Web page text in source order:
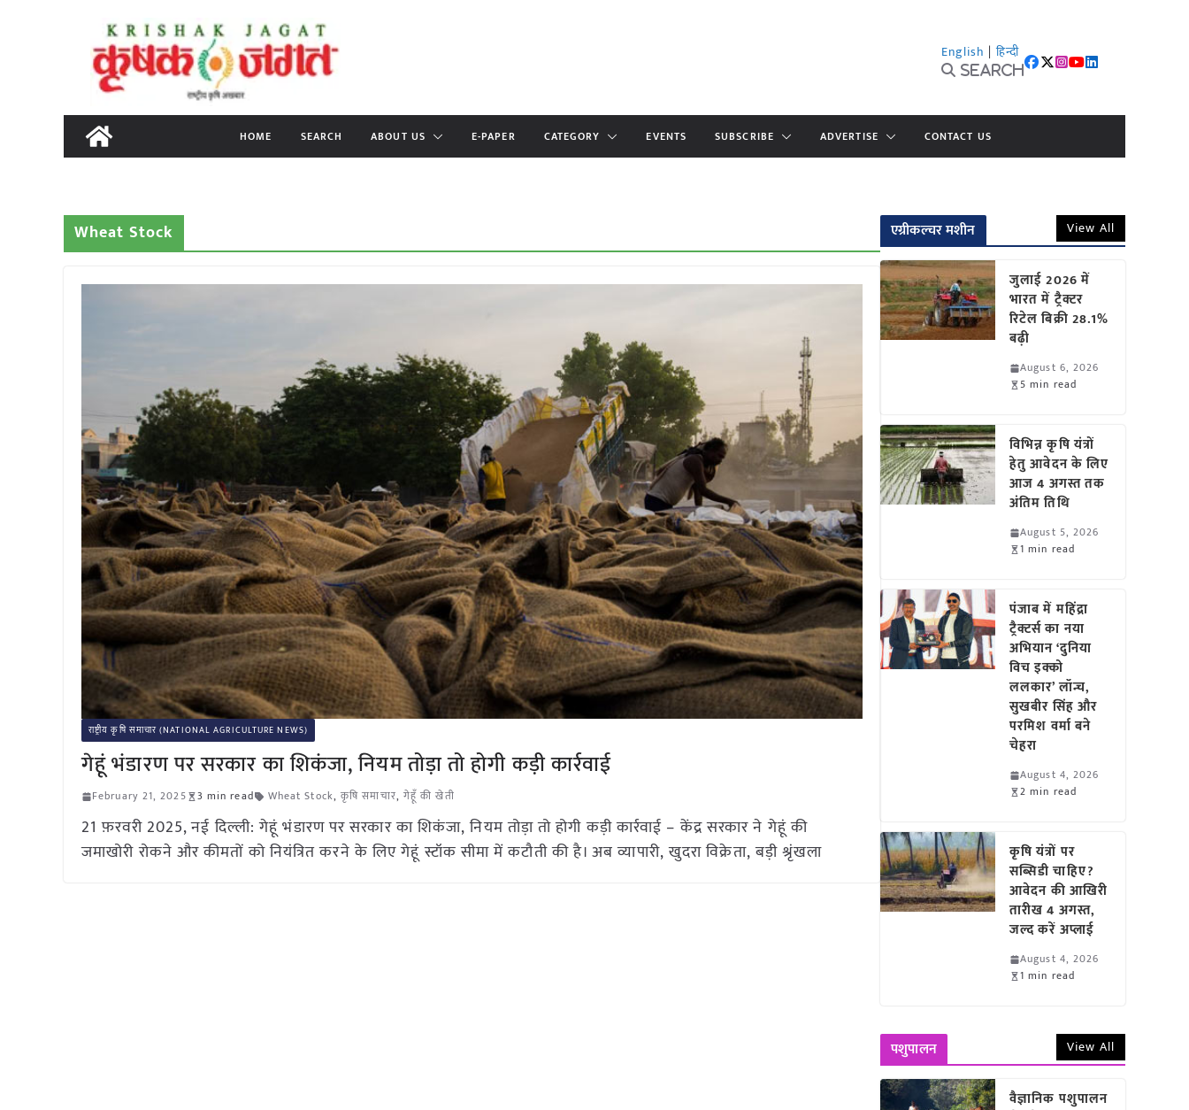
content
English | हिन्दी
Search
HOME SEARCH ABOUT US E-PAPER CATEGORY EVENTS SUBSCRIBE ADVERTISE CONTACT US
Wheat Stock
राष्ट्रीय कृषि समाचार (NATIONAL AGRICULTURE NEWS)
गेहूं भंडारण पर सरकार का शिकंजा, नियम तोड़ा तो होगी कड़ी कार्रवाई
February 21, 2025 3 min read Wheat Stock,कृषि समाचार, गेहूँ की खेती
21 फ़रवरी 2025, नई दिल्ली: गेहूं भंडारण पर सरकार का शिकंजा, नियम तोड़ा तो होगी कड़ी कार्रवाई – केंद्र सरकार ने गेहूं की
जमाखोरी रोकने और कीमतों को नियंत्रित करने के लिए गेहूं स्टॉक सीमा में कटौती की है। अब व्यापारी, खुदरा विक्रेता, बड़ी श्रृंखला
एग्रीकल्चर मशीन View All
जुलाई 2026 में
भारत में ट्रैक्टर
रिटेल बिक्री 28.1%
बढ़ी
August 6, 2026
5 min read
विभिन्न कृषि यंत्रों
हेतु आवेदन के लिए
आज 4 अगस्त तक
अंतिम तिथि
August 5, 2026
1 min read
पंजाब में महिंद्रा
ट्रैक्टर्स का नया
अभियान ‘दुनिया
विच इक्को
ललकार’ लॉन्च,
सुखबीर सिंह और
परमिश वर्मा बने
चेहरा
August 4, 2026
2 min read
कृषि यंत्रों पर
सब्सिडी चाहिए?
आवेदन की आखिरी
तारीख 4 अगस्त,
जल्द करें अप्लाई
August 4, 2026
1 min read
पशुपालन View All
वैज्ञानिक पशुपालन